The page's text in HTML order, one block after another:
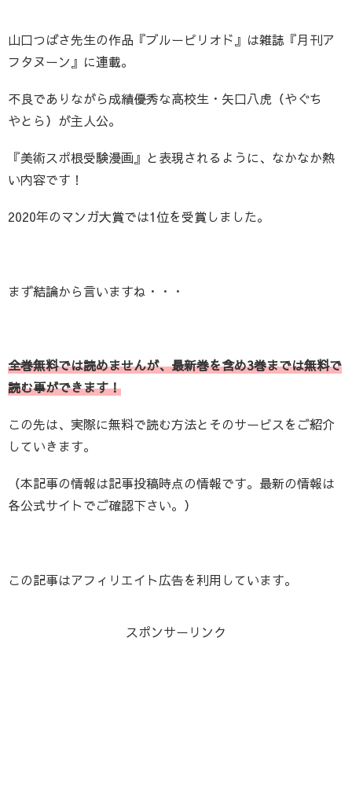
山口つばさ先生の作品『ブルーピリオド』は雑誌『月刊ア
フタヌーン』に連載。
不良でありながら成績優秀な高校生・矢口八虎（やぐち
やとら）が主人公。
『美術スポ根受験漫画』と表現されるように、なかなか熱
い内容です！
2020年のマンガ大賞では1位を受賞しました。
まず結論から言いますね・・・
全巻無料では読めませんが、最新巻を含め3巻までは無料で
読む事ができます！
この先は、実際に無料で読む方法とそのサービスをご紹介
していきます。
（本記事の情報は記事投稿時点の情報です。最新の情報は
各公式サイトでご確認下さい。）
この記事はアフィリエイト広告を利用しています。
スポンサーリンク